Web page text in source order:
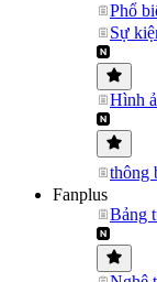
Phổ
Sự
Hình
thông
Fanplus
Bảng